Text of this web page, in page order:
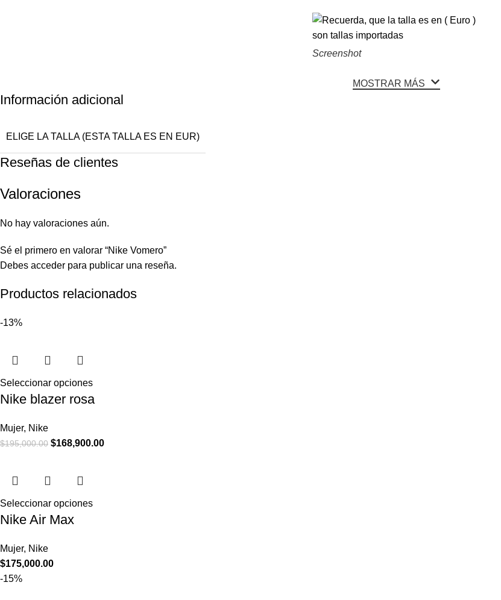
Screenshot
MOSTRAR MÁS
Información adicional
ELIGE LA TALLA (ESTA TALLA ES EN EUR)
Reseñas de clientes
Valoraciones
No hay valoraciones aún.
Sé el primero en valorar “Nike Vomero”
Debesacceder para publicar una reseña.
Productos relacionados
-13%
Seleccionar opciones
Nike blazer rosa
Mujer, Nike
$195,000.00 $168,900.00
Seleccionar opciones
Nike Air Max
Mujer, Nike
$175,000.00
-15%